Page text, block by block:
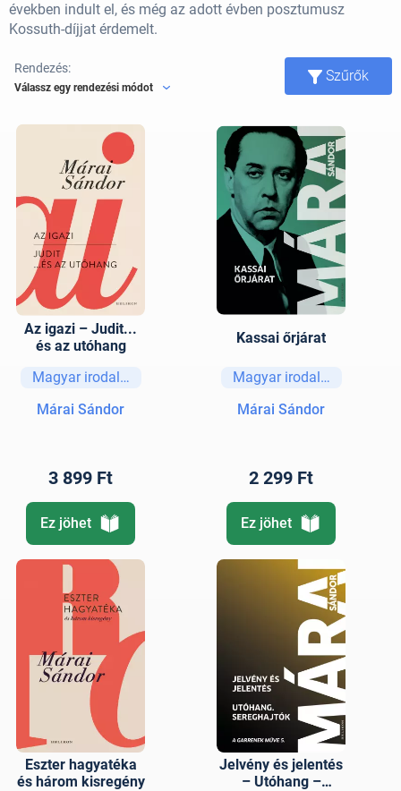
években indult el, és még az adott évben posztumusz
Kossuth-díjjat érdemelt.
Rendezés:
Válassz egy rendezési módot
Szűrők
Az igazi – Judit...
és az utóhang
Magyar irodalom
Márai Sándor
3 899 Ft
Ez jöhet
Kassai őrjárat
Magyar irodalom
Márai Sándor
2 299 Ft
Ez jöhet
Eszter hagyatéka
és három kisregény
Jelvény és jelentés
– Utóhang –